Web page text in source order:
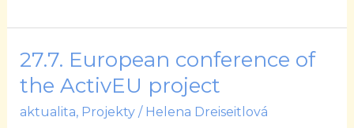
Prahy
27.7. European conference of
the ActivEU project
aktualita, Projekty/ Helena Dreiseitlová
27.7.
European